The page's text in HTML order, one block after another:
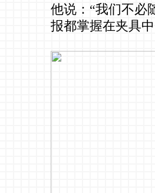
他说：“我们不必
报都掌握在夹具